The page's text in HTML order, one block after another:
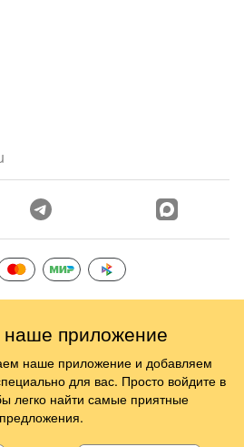
наше приложение
наше приложение и добавляем
для вас. Просто войдите в
легко найти самые приятные
предложения.